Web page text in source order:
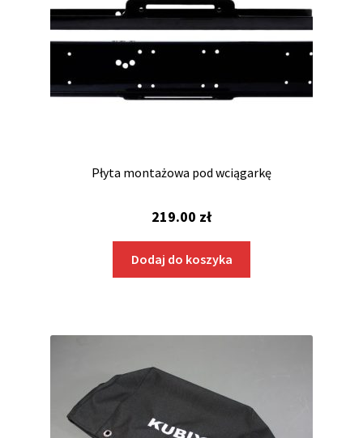
Płyta montażowa pod wciągarkę
219.00 zł
Dodaj do koszyka